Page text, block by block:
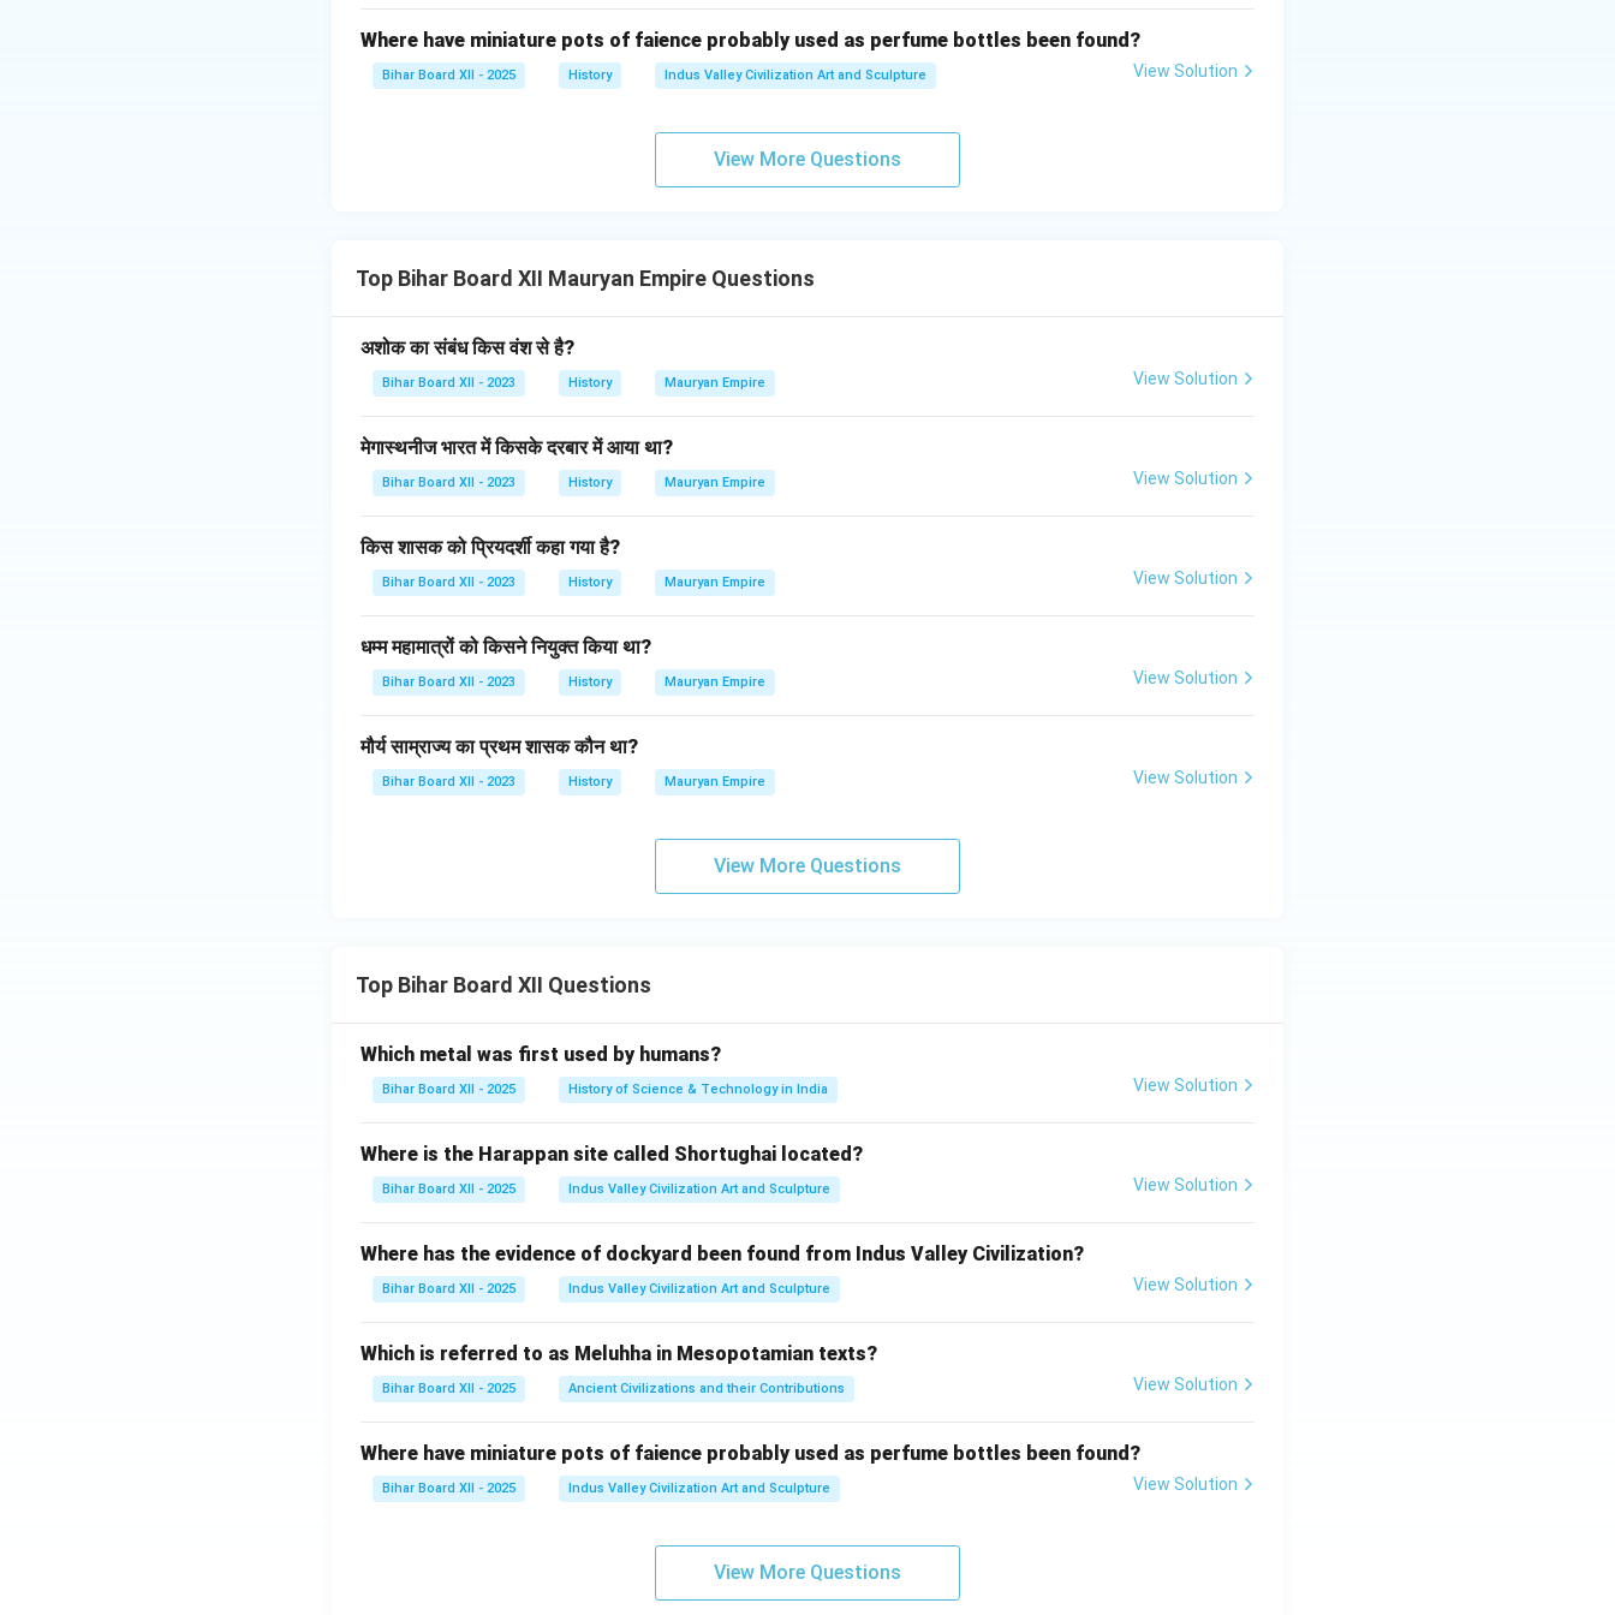
Where have miniature pots of faience probably used as perfume bottles been found?
Bihar Board XII - 2025 History Indus Valley Civilization Art and Sculpture View Solution
View More Questions
Top Bihar Board XII Mauryan Empire Questions
अशोक का संबंध किस वंश से है?
Bihar Board XII - 2023 History Mauryan Empire View Solution
मेगास्थनीज भारत में किसके दरबार में आया था?
Bihar Board XII - 2023 History Mauryan Empire View Solution
किस शासक को प्रियदर्शी कहा गया है?
Bihar Board XII - 2023 History Mauryan Empire View Solution
धम्म महामात्रों को किसने नियुक्त किया था?
Bihar Board XII - 2023 History Mauryan Empire View Solution
मौर्य साम्राज्य का प्रथम शासक कौन था?
Bihar Board XII - 2023 History Mauryan Empire View Solution
View More Questions
Top Bihar Board XII Questions
Which metal was first used by humans?
Bihar Board XII - 2025 History of Science & Technology in India View Solution
Where is the Harappan site called Shortughai located?
Bihar Board XII - 2025 Indus Valley Civilization Art and Sculpture View Solution
Where has the evidence of dockyard been found from Indus Valley Civilization?
Bihar Board XII - 2025 Indus Valley Civilization Art and Sculpture View Solution
Which is referred to as Meluhha in Mesopotamian texts?
Bihar Board XII - 2025 Ancient Civilizations and their Contributions View Solution
Where have miniature pots of faience probably used as perfume bottles been found?
Bihar Board XII - 2025 Indus Valley Civilization Art and Sculpture View Solution
View More Questions